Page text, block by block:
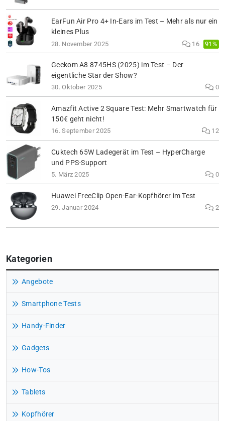
EarFun Air Pro 4+ In-Ears im Test – Mehr als nur ein
kleines Plus
28. November 2025 16 91%
Geekom A8 8745HS (2025) im Test – Der
eigentliche Star der Show?
30. Oktober 2025 0
Amazfit Active 2 Square Test: Mehr Smartwatch für
150€ geht nicht!
16. September 2025 12
Cuktech 65W Ladegerät im Test – HyperCharge
und PPS-Support
5. März 2025 0
Huawei FreeClip Open-Ear-Kopfhörer im Test
29. Januar 2024 2
Kategorien
Angebote
Smartphone Tests
Handy-Finder
Gadgets
How-Tos
Tablets
Kopfhörer